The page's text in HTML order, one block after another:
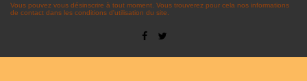
Vous pouvez vous désinscrire à tout moment. Vous trouverez pour cela nos informations
de contact dans les conditions d'utilisation du site.